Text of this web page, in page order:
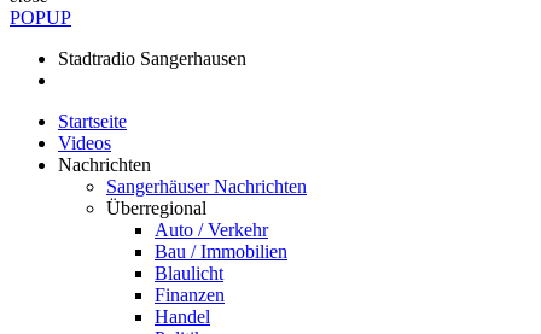
POPUP
Stadtradio Sangerhausen
Startseite
Videos
Nachrichten
Sangerhäuser Nachrichten
Überregional
Auto / Verkehr
Bau / Immobilien
Blaulicht
Finanzen
Handel